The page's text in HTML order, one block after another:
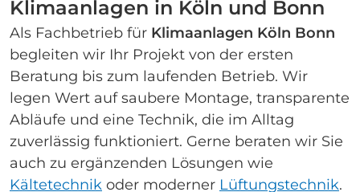
Klimaanlagen in Köln und Bonn
Als Fachbetrieb für Klimaanlagen Köln Bonn
begleiten wir Ihr Projekt von der ersten
Beratung bis zum laufenden Betrieb. Wir
legen Wert auf saubere Montage, transparente
Abläufe und eine Technik, die im Alltag
zuverlässig funktioniert. Gerne beraten wir Sie
auch zu ergänzenden Lösungen wie
Kältetechnik oder moderner Lüftungstechnik.